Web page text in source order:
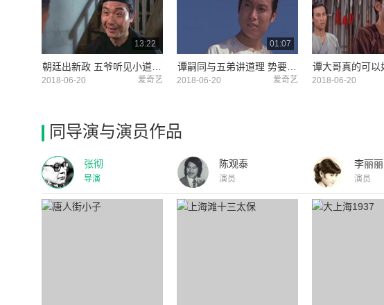
13:22
2018-06-20 爱奇艺
01:07
2018-06-20 爱奇艺 2018-06-20
同导演与演员作品
张彻
导演
陈观泰
演员
李丽丽
演员